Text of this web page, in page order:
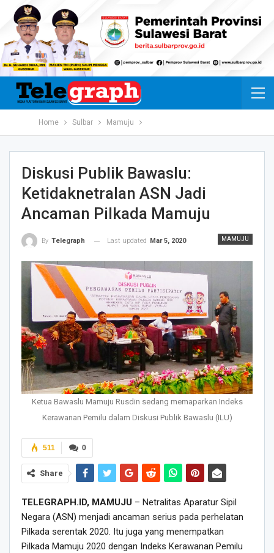
Home Sulbar Mamuju
Diskusi Publik Bawaslu:
Ketidaknetralan ASN Jadi
Ancaman Pilkada Mamuju
MAMUJU
By Telegraph Last updated Mar 5, 2020
Ketua Bawaslu Mamuju Rusdin sedang memaparkan Indeks
Kerawanan Pemilu dalam Diskusi Publik Bawaslu (ILU)
0
511
Share
TELEGRAPH.ID, MAMUJU – Netralitas Aparatur Sipil
Negara (ASN) menjadi ancaman serius pada perhelatan
Pilkada serentak 2020. Itu juga yang menempatkan
Pilkada Mamuju 2020 dengan Indeks Kerawanan Pemilu